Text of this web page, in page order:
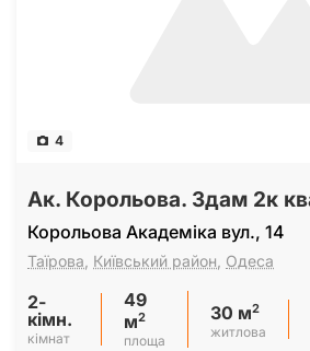
4
Ак. Корольова. Здам 2к
Корольова Академіка вул., 14
Таїрова Київський район Одеса
2-
кімн.
кімнат
49
м2
площа
30 м2
житлова